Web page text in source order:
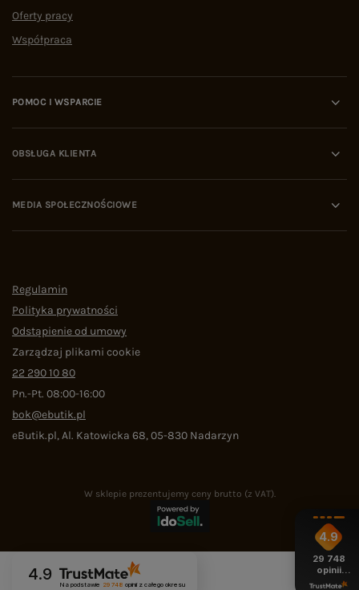
Oferty pracy
Współpraca
POMOC I WSPARCIE
OBSŁUGA KLIENTA
MEDIA SPOŁECZNOŚCIOWE
Regulamin
Polityka prywatności
Odstąpienie od umowy
Zarządzaj plikami cookie
22 290 10 80
Pn.-Pt. 08:00-16:00
bok@ebutik.pl
eButik.pl,Al. Katowicka 68,05-830 Nadarzyn
W sklepie prezentujemy ceny brutto (z VAT).
4.9
Na podstawie 29 748 opinii z całego okresu
4.9
29 748
opinii
z całego